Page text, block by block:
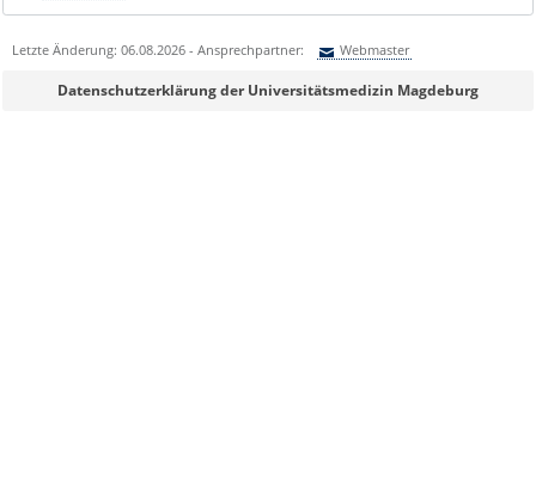
Letzte Änderung: 06.08.2026 - Ansprechpartner: Webmaster
Sie können eine Nachricht versenden an:Webmaster
Datenschutzerklärung der Universitätsmedizin Magdeburg